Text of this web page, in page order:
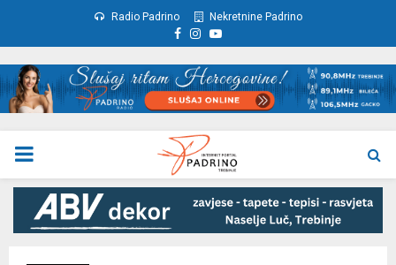
Radio Padrino Nekretnine Padrino
Facebook
Instagram
Youtube
PRIMARY
MENU